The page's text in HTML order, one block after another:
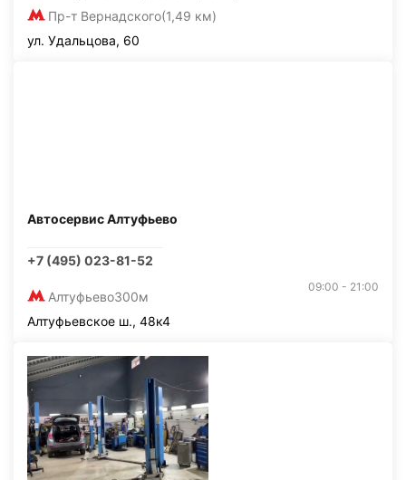
Пр-т Вернадского(1,49 км)
ул. Удальцова, 60
Автосервис Алтуфьево
+7 (495) 023-81-52
Алтуфьево300м
09:00 - 21:00
Алтуфьевское ш., 48к4